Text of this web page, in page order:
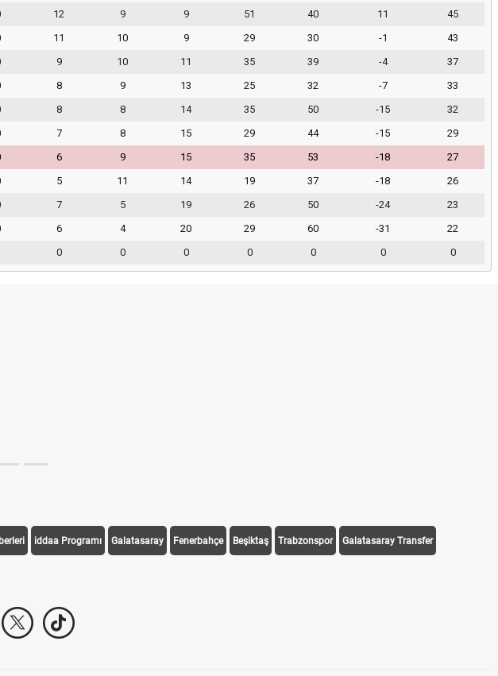
12 9 9 51 40 11
45
11 10 9 29 30 -1
43
9 10 11 35 39 -4
37
8 9 13 25 32 -7
33
8 8 14 35 50 -15
32
7 8 15 29 44 -15
29
6 9 15 35 53 -18
27
5 11 14 19 37 -18
26
7 5 19 26 50 -24
23
6 4 20 29 60 -31
22
0 0 0 0 0 0 0
iddaa Programı Galatasaray Fenerbahçe Beşiktaş Trabzonspor Galatasaray Transfer